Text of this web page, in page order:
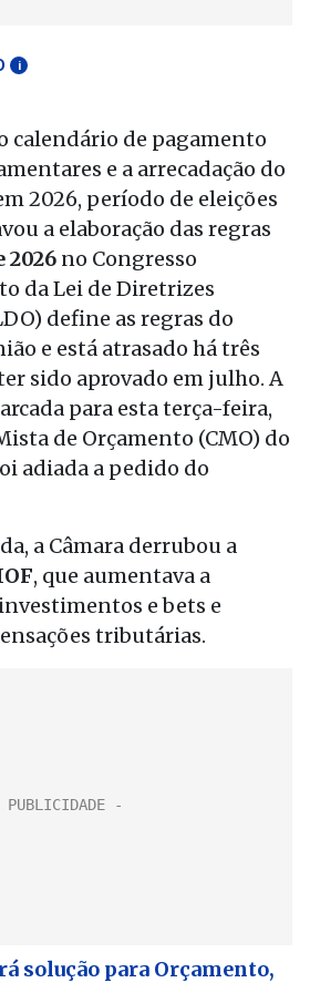
i
calendário de pagamento
e a arrecadação do
2026, período de eleições
a elaboração das regras
2026 no Congresso
da Lei de Diretrizes
define as regras do
e está atrasado há três
sido aprovado em julho. A
para esta terça-feira,
de Orçamento (CMO) do
adiada a pedido do
a Câmara derrubou a
, que aumentava a
e bets e
tributárias.
solução para Orçamento,